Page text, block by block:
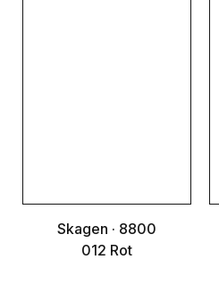
Skagen · 8800
012 Rot